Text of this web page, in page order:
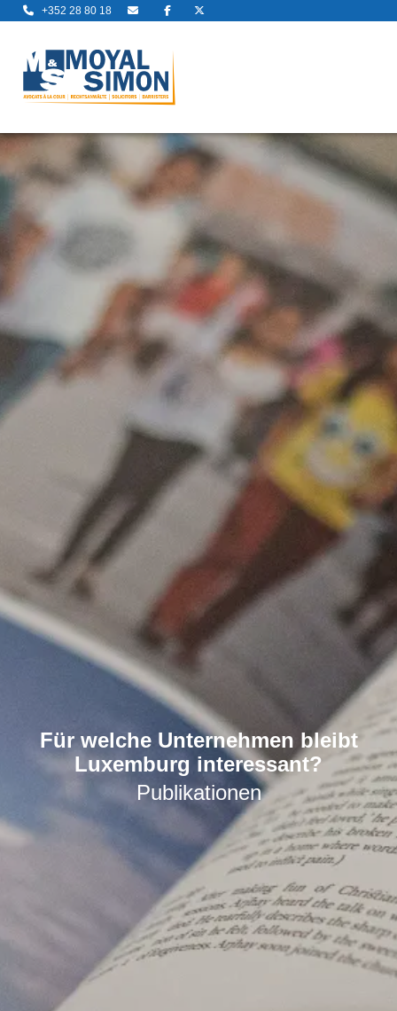
+352 28 80 18
Für welche Unternehmen bleibt
Luxemburg interessant?
Publikationen